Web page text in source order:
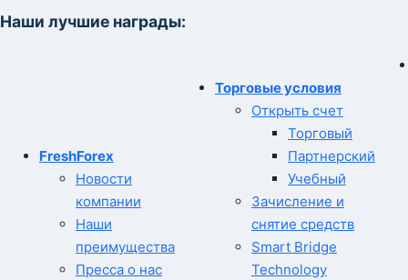
Наши лучшие награды:
FreshForex
Новости
компании
Наши
преимущества
Пресса о нас
Торговые условия
Открыть счет
Торговый
Партнерский
Учебный
Зачисление и
снятие средств
Smart Bridge
Technology